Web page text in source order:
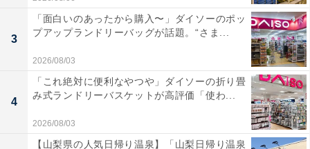
3
「面白いのあったから購入〜」ダイソーのポッ
プアップランドリーバッグが話題。“さま...
2026/08/03
4
「これ絶対に便利なやつや」ダイソーの折り畳
み式ランドリーバスケットが高評価「使わ...
2026/08/03
【山梨県の人気日帰り温泉】「山梨日帰り温泉